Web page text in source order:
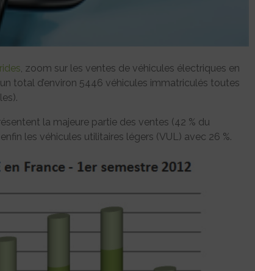
, zoom sur les ventes de véhicules électriques en
total d’environ 5446 véhicules immatriculés toutes
la majeure partie des ventes (42 % du
les véhicules utilitaires légers (VUL) avec 26 %.